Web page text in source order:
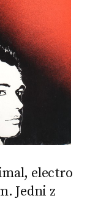
electro
Jedni z